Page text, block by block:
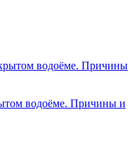
водоёме. Причины и